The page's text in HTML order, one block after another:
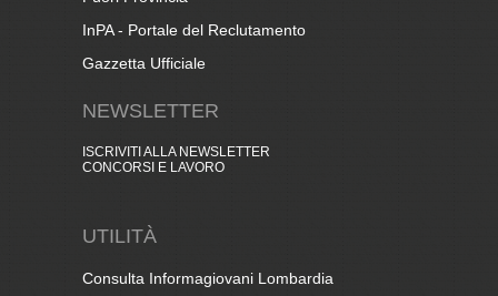
InPA - Portale del Reclutamento
Gazzetta Ufficiale
NEWSLETTER
ISCRIVITI ALLA NEWSLETTER
CONCORSI E LAVORO
UTILITÀ
Consulta Informagiovani Lombardia